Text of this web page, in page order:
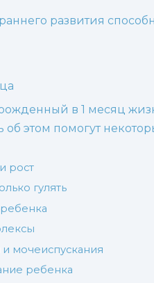
развития
в 1 месяц
об этом помогут
рост
гулять
мочеиспускания
ребенка